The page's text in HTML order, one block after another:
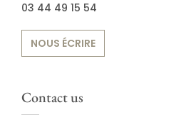
03 44 49 15 54
NOUS ÉCRIRE
Contact us